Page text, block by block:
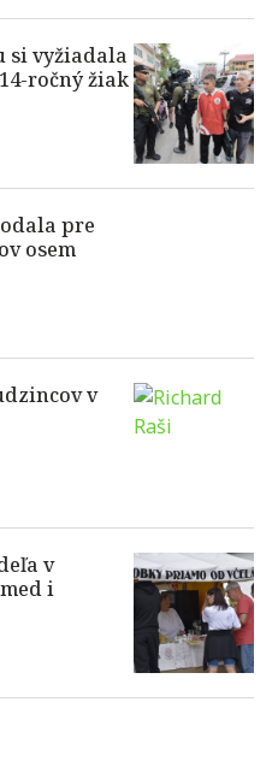
si vyžiadala
ročný žiak
pre
osem
v
v
i